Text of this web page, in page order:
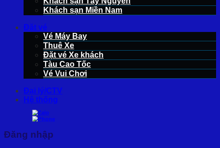
Khách sạn Miền Nam
Đặt vé
Vé Máy Bay
Thuê Xe
Đặt vé Xe khách
Tàu Cao Tốc
Vé Vui Chơi
Đại lý/CTV
Hệ thống
Đăng nhập